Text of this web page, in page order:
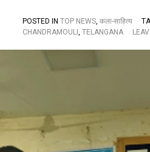
POSTED IN TOP NEWS, कला-साहित्य
CHANDRAMOULI TELANGANA